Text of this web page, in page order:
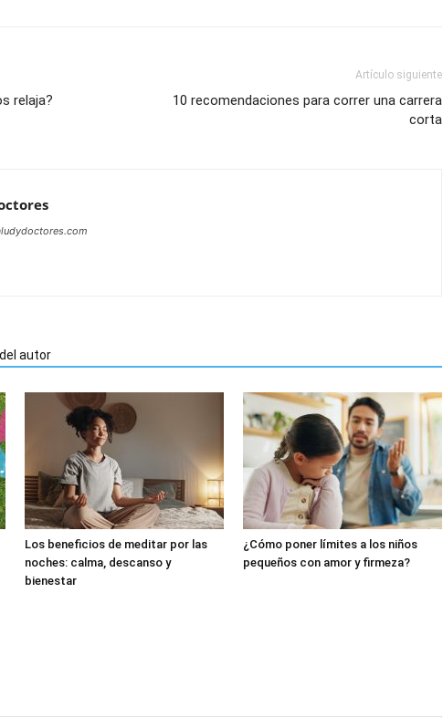
relaja?
Artículo siguiente
10 recomendaciones para correr una carrera
corta
autor
Los beneficios de meditar por las
noches: calma, descanso y
bienestar
¿Cómo poner límites a los niños
pequeños con amor y firmeza?